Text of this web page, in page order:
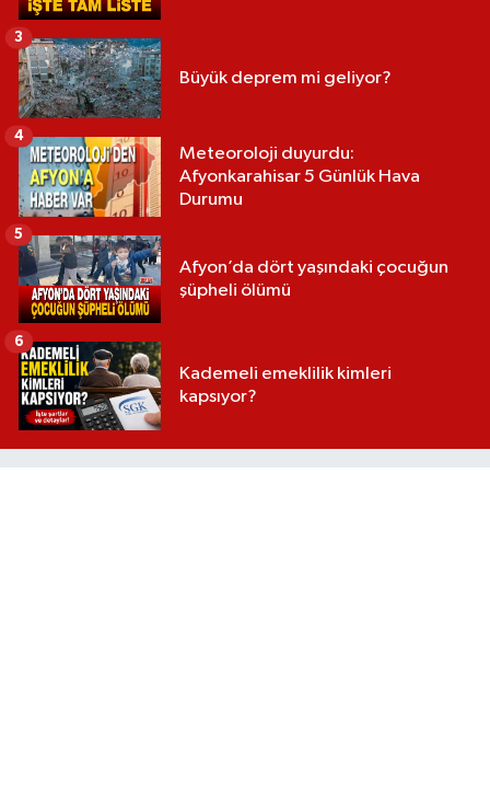
Büyük deprem mi geliyor?
3
Meteoroloji duyurdu:
Afyonkarahisar 5 Günlük Hava
Durumu
4
Afyon’da dört yaşındaki çocuğun
şüpheli ölümü
5
Kademeli emeklilik kimleri
kapsıyor?
6